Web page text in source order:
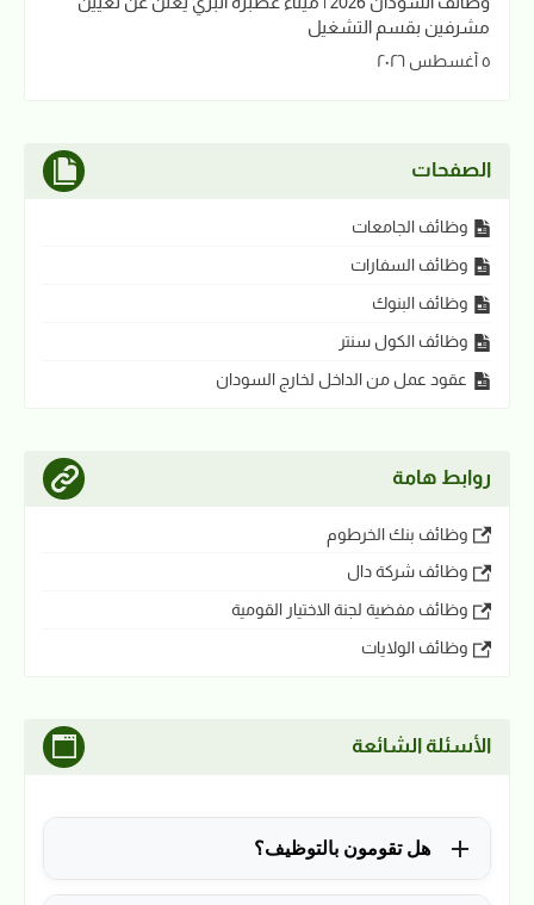
مشرفين بقسم التشغيل
٥ أغسطس ٢٠٢٦
الصفحات
وظائف الجامعات
وظائف السفارات
وظائف البنوك
وظائف الكول سنتر
عقود عمل من الداخل لخارج السودان
روابط هامة
وظائف بنك الخرطوم
وظائف شركة دال
وظائف مفضية لجنة الاختيار القومية
وظائف الولايات
الأسئلة الشائعة
هل تقومون بالتوظيف؟
للأسف لا، في الوقت الحالي نقوم فقط بنشر الوظائف